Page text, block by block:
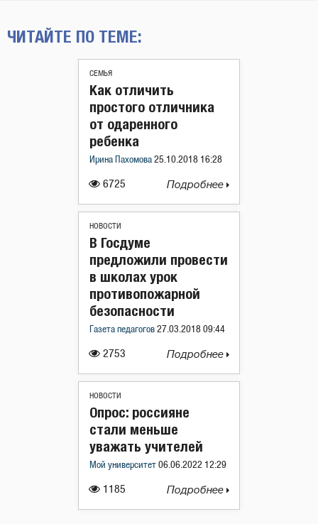
ЧИТАЙТЕ ПО ТЕМЕ:
СЕМЬЯ
6725
Как отличить
простого отличника
от одаренного
ребенка
Ирина Пахомова 25.10.2018 16:28
Подробнее
НОВОСТИ
2753
В Госдуме
предложили провести
в школах урок
противопожарной
безопасности
Газета педагогов 27.03.2018 09:44
Подробнее
НОВОСТИ
1185
Опрос: россияне
стали меньше
уважать учителей
Мой университет 06.06.2022 12:29
Подробнее